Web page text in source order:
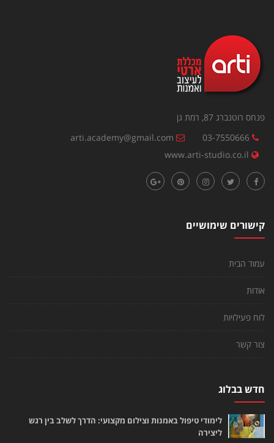
פנחס רוטנברג 87, רמת גן
03-7550666
arti.academy@gmail.com
www.arti-studio.co.il
קישורים שימושיים
עמוד הבית
אודות
לוח פעילויות
צור קשר
חדש בבלוג
לימודי טיפול באמנות וצילום מקצועי: הדרך לשלב בין רגש
ליצירה